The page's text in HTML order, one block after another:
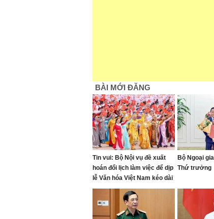
BÀI MỚI ĐĂNG
Tin vui: Bộ Nội vụ đề xuất
hoán đổi lịch làm việc để dịp
lễ Văn hóa Việt Nam kéo dài
4 ngày
Bộ Ngoại
Thứ trưởng